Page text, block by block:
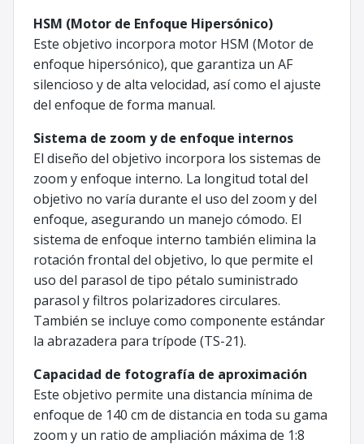
HSM (Motor de Enfoque Hipersónico)
Este objetivo incorpora motor HSM (Motor de
enfoque hipersónico), que garantiza un AF
silencioso y de alta velocidad, así como el ajuste
del enfoque de forma manual.
Sistema de zoom y de enfoque internos
El diseño del objetivo incorpora los sistemas de
zoom y enfoque interno. La longitud total del
objetivo no varía durante el uso del zoom y del
enfoque, asegurando un manejo cómodo. El
sistema de enfoque interno también elimina la
rotación frontal del objetivo, lo que permite el
uso del parasol de tipo pétalo suministrado
parasol y filtros polarizadores circulares.
También se incluye como componente estándar
la abrazadera para trípode (TS-21).
Capacidad de fotografía de aproximación
Este objetivo permite una distancia mínima de
enfoque de 140 cm de distancia en toda su gama
zoom y un ratio de ampliación máxima de 1:8